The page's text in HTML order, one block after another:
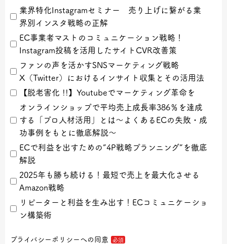
業界特化Instagramセミナー 売り上げに繋がる業
界別インスタ戦略の正解
EC事業者マストのコミュニケーション戦略！
Instagram投稿を活用したサイトCVR改善策
ファンの声を活かすSNSマーケティング戦略
X（Twitter）におけるインサイト収集とその活用法
【脱老害化 !!】Youtubeでマーケティング革命を
オンラインショップで平均売上成長率386％を達成
する「プロ人材活用」とは〜よくあるECの失敗・成
功事例をもとに徹底解説〜
ECで利益を出すための”4P戦略プランニング”を徹底
解説
2025年も勝ち続ける！最短で売上を最大化させる
Amazon戦略
リピーターと利益を生み出す！ECコミュニケーショ
ン構築術
プライバシーポリシーへの同意